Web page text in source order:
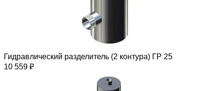
Гидравлический разделитель (2 контура) ГР 25
10 559 ₽